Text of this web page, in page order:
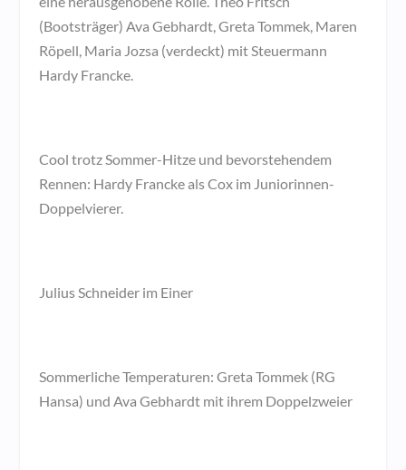
(Bootsträger) Ava Gebhardt, Greta Tommek, Maren
Röpell, Maria Jozsa (verdeckt) mit Steuermann
Hardy Francke.
Cool trotz Sommer-Hitze und bevorstehendem
Rennen: Hardy Francke als Cox im Juniorinnen-
Doppelvierer.
Julius Schneider im Einer
Sommerliche Temperaturen: Greta Tommek (RG
Hansa) und Ava Gebhardt mit ihrem Doppelzweier